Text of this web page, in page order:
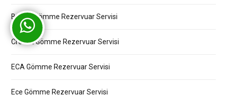
Bocchi Gömme Rezervuar Servisi
Creavit Gömme Rezervuar Servisi
ECA Gömme Rezervuar Servisi
Ece Gömme Rezervuar Servisi